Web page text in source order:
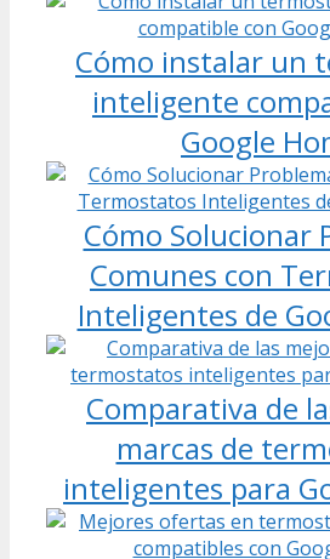
Cómo instalar un
inteligente
Google
Cómo Solucionar
Comunes con
Inteligentes de
Comparativa de
marcas de
inteligentes para